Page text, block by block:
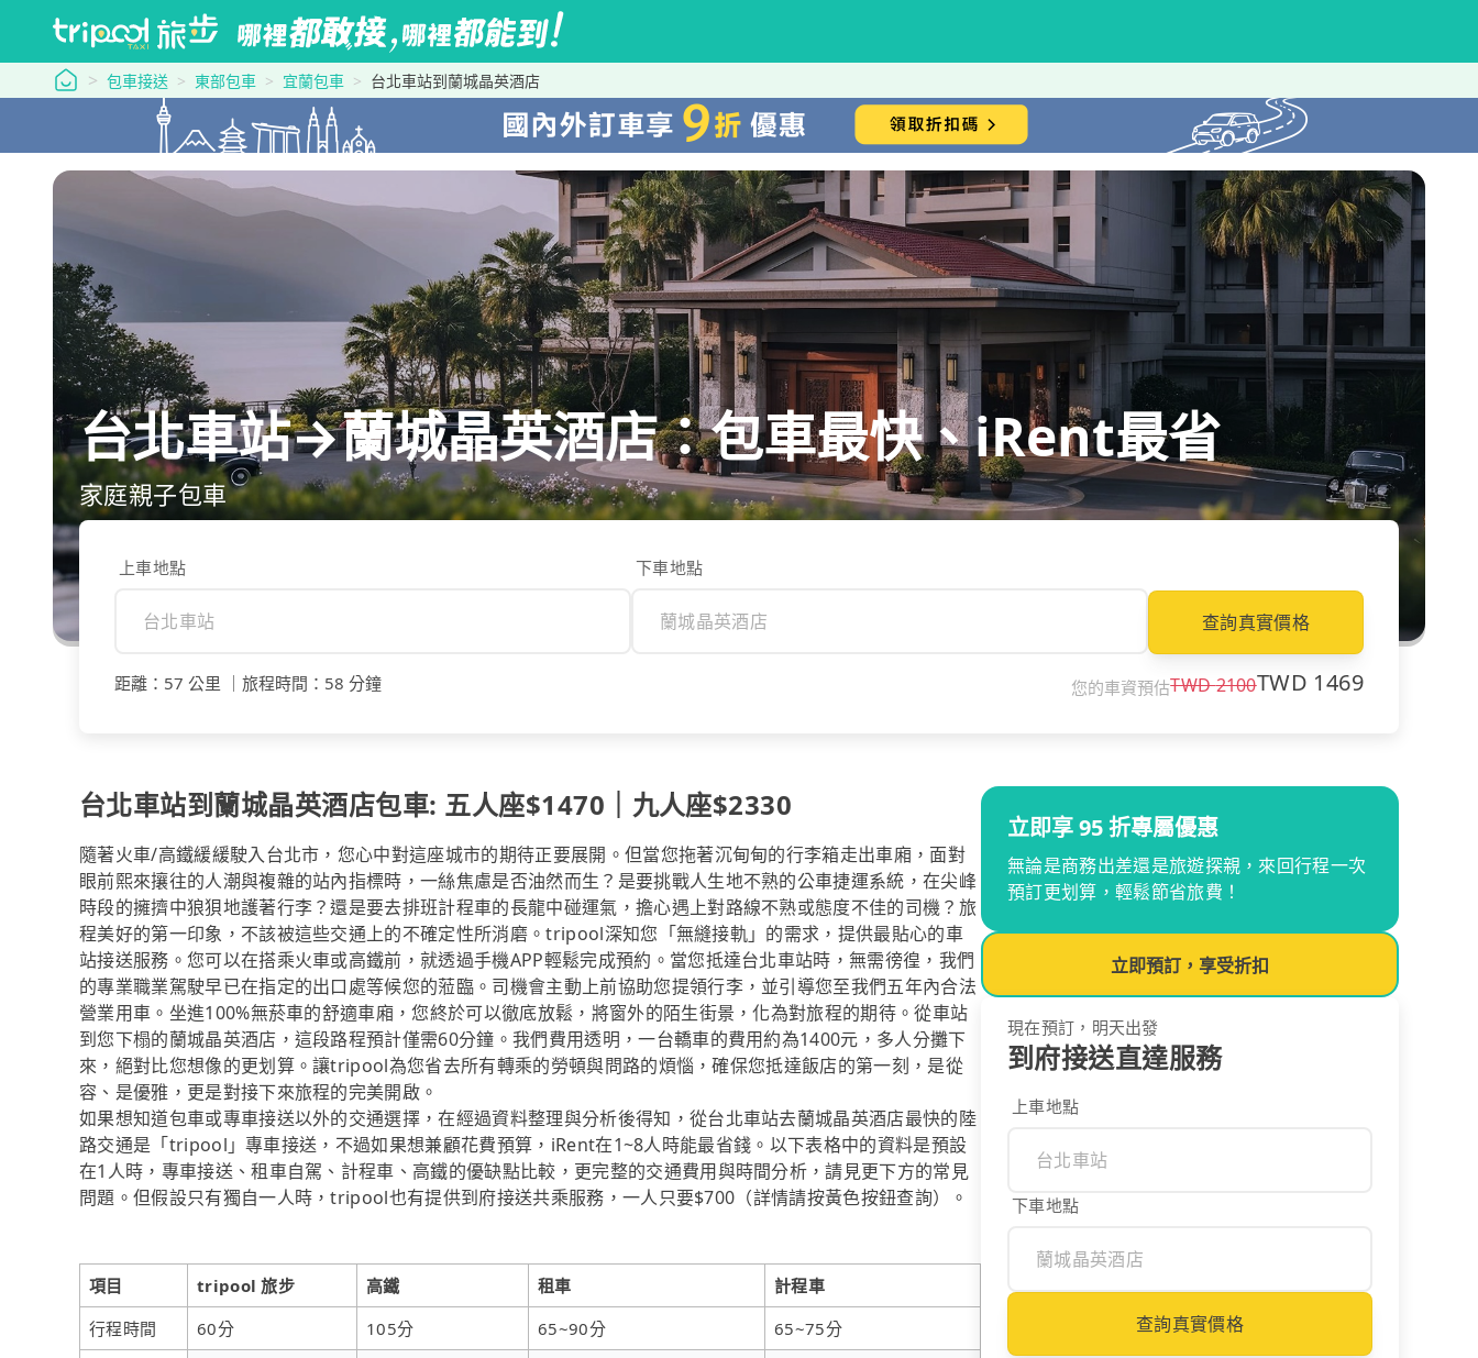
tripool 旅步
包車接送 東部包車 宜蘭包車 台北車站到蘭城晶英酒店
台北車站→蘭城晶英酒店：包車最快、iRent最省
家庭親子包車
上車地點 下車地點
查詢真實價格
距離 ： 57 公里 旅程時間 ： 58 分鐘 您的車資預估TWD2100TWD 1469
台北車站到蘭城晶英酒店包車: 五人座$1470｜九人座$2330
隨著火車/高鐵緩緩駛入台北市，您心中對這座城市的期待正要展開。但當您拖著沉甸甸的行李箱走出車廂，面對
眼前熙來攘往的人潮與複雜的站內指標時，一絲焦慮是否油然而生？是要挑戰人生地不熟的公車捷運系統，在尖峰
時段的擁擠中狼狽地護著行李？還是要去排班計程車的長龍中碰運氣，擔心遇上對路線不熟或態度不佳的司機？旅
程美好的第一印象，不該被這些交通上的不確定性所消磨。tripool深知您「無縫接軌」的需求，提供最貼心的車
站接送服務。您可以在搭乘火車或高鐵前，就透過手機APP輕鬆完成預約。當您抵達台北車站時，無需徬徨，我們
的專業職業駕駛早已在指定的出口處等候您的蒞臨。司機會主動上前協助您提領行李，並引導您至我們五年內合法
營業用車。坐進100%無菸車的舒適車廂，您終於可以徹底放鬆，將窗外的陌生街景，化為對旅程的期待。從車站
到您下榻的蘭城晶英酒店，這段路程預計僅需60分鐘。我們費用透明，一台轎車的費用約為1400元，多人分攤下
來，絕對比您想像的更划算。讓tripool為您省去所有轉乘的勞頓與問路的煩惱，確保您抵達飯店的第一刻，是從
容、是優雅，更是對接下來旅程的完美開啟。
如果想知道包車或專車接送以外的交通選擇，在經過資料整理與分析後得知，從台北車站去蘭城晶英酒店最快的陸
路交通是「tripool」專車接送，不過如果想兼顧花費預算，iRent在1~8人時能最省錢。以下表格中的資料是預設
在1人時，專車接送、租車自駕、計程車、高鐵的優缺點比較，更完整的交通費用與時間分析，請見更下方的常見
問題。但假設只有獨自一人時，tripool也有提供到府接送共乘服務，一人只要$700（詳情請按黃色按鈕查詢）。
項目 tripool 旅步 高鐵 租車
計程車
行程時間
60分 105分 65~90分
65~75分
立即享 95 折專屬優惠
無論是商務出差還是旅遊探親，來回行程一次
預訂更划算，輕鬆節省旅費！
立即預訂，享受折扣
現在預訂，明天出發
到府接送直達服務
上車地點
下車地點
查詢真實價格